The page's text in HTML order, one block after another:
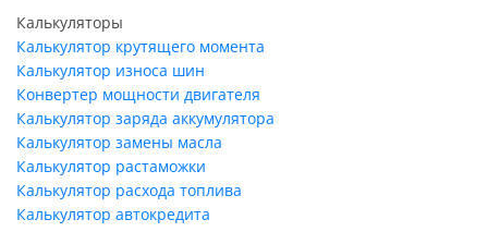
Калькуляторы
Калькулятор крутящего момента
Калькулятор износа шин
Конвертер мощности двигателя
Калькулятор заряда аккумулятора
Калькулятор замены масла
Калькулятор растаможки
Калькулятор расхода топлива
Калькулятор автокредита